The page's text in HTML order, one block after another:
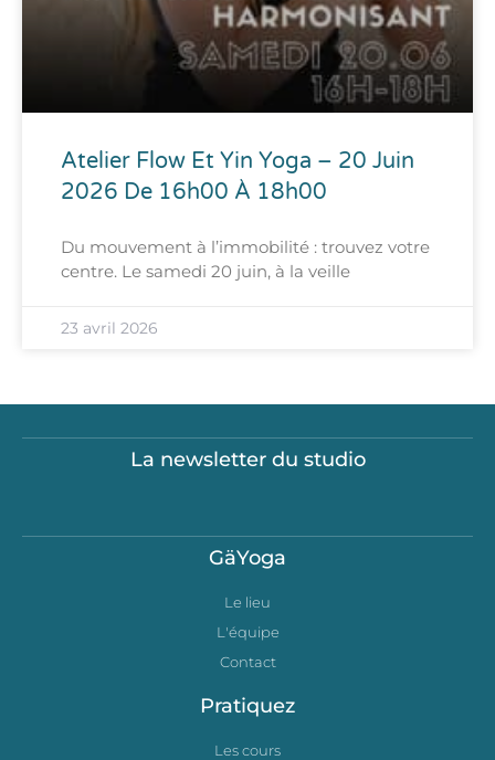
Atelier Flow Et Yin Yoga – 20 Juin
2026 De 16h00 À 18h00
Du mouvement à l’immobilité : trouvez votre
centre. Le samedi 20 juin, à la veille
23 avril 2026
La newsletter du studio
GäYoga
Le lieu
L'équipe
Contact
Pratiquez
Les cours